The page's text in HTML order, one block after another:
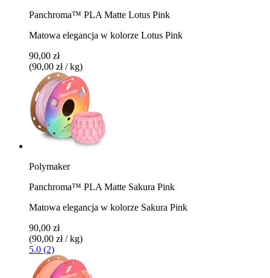
Panchroma™ PLA Matte Lotus Pink
Matowa elegancja w kolorze Lotus Pink
90,00 zł
(90,00 zł / kg)
Polymaker
Panchroma™ PLA Matte Sakura Pink
Matowa elegancja w kolorze Sakura Pink
90,00 zł
(90,00 zł / kg)
5.0 (2)